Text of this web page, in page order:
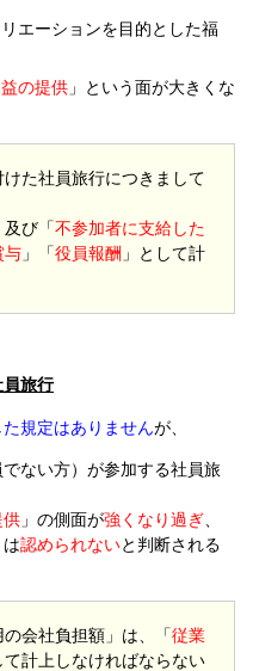
エーションを目的とした福
の提供 」という面が大きくな
た社員旅行につきまして
及び「不参加者に支給した
与 」「役員報酬 」として計
旅行
規定はありませんが、
ない方）が参加する社員旅
供 」の側面が強くなり過ぎ、
は認められないと判断される
会社負担額」は、「従業
て計上しなければならない